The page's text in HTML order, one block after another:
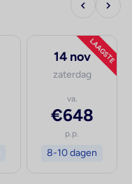
LAAGSTE
14 nov
zaterdag
va.
€648
p.p.
8-10 dagen